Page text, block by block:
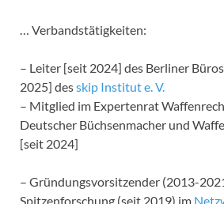
… Verbandstätigkeiten:
– Leiter [seit 2024] des Berliner
2025] desskip Institut e. V.
– Mitglied im Expertenrat
Deutscher Büchsenmacher und
[seit 2024]
– Gründungsvorsitzender (2013-
Spitzenforschung (seit 2019) im